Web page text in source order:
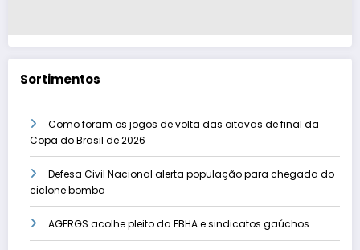
Sortimentos
Como foram os jogos de volta das oitavas de final da
Copa do Brasil de 2026
Defesa Civil Nacional alerta população para chegada do
ciclone bomba
AGERGS acolhe pleito da FBHA e sindicatos gaúchos